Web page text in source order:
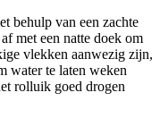
behulp van een zachte
met een natte doek om
vlekken aanwezig zijn,
water te laten weken
rolluik goed drogen